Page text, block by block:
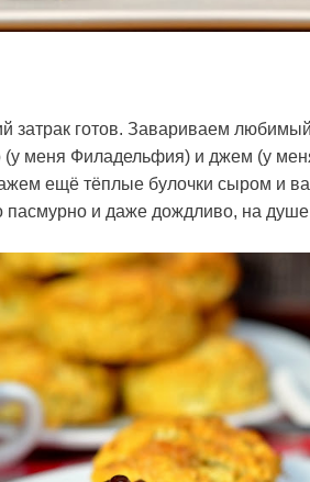
затрак готов. Завариваем
(у меня Филадельфия) и джем (у
ещё тёплые булочки сыром и
пасмурно и даже дождливо, на